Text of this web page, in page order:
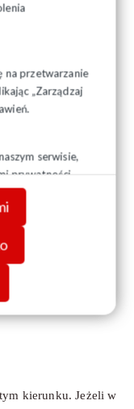
na przetwarzanie
„Zarządzaj
serwisie,
prywatności
przetwarzaniu
w tym
młodych jest w
młodzi, podobnie
zarówno mój
Nie wiem, dlaczego
do związków
im, że nawet
porozmawiać,
szansa na zmianę
kierunku. Jeżeli w